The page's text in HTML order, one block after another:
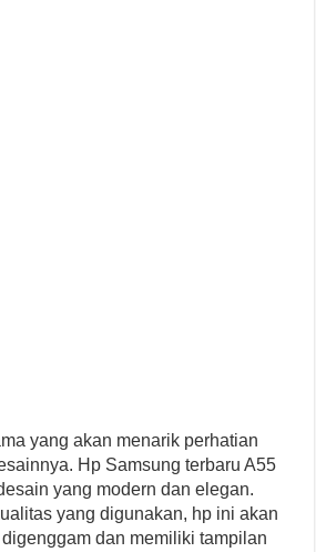
yang akan menarik perhatian
Hp Samsung terbaru A55
yang modern dan elegan.
yang digunakan, hp ini akan
dan memiliki tampilan